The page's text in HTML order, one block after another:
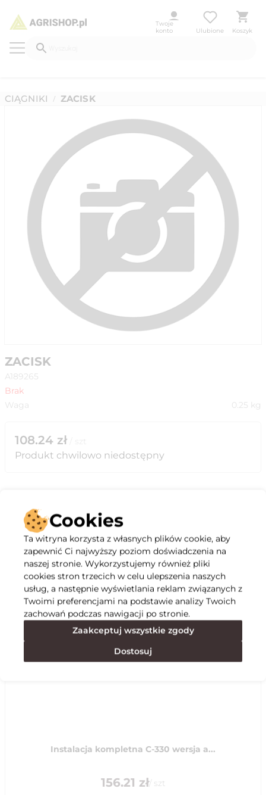
Twoje
konto
Ulubione Koszyk
CIĄGNIKI / ZACISK
ZACISK
A189265
Brak
Waga
0.25 kg
108.24 zł
Produkt chwilowo niedostępny
Opis
Specyfikacja
Polecane
Instalacja kompletna C-330 wersja a...
156.21 zł/ szt
Cookies
Ta witryna korzysta z własnych plików cookie, aby
zapewnić Ci najwyższy poziom doświadczenia na
naszej stronie. Wykorzystujemy również pliki
cookies stron trzecich w celu ulepszenia naszych
usług, a następnie wyświetlania reklam związanych z
Twoimi preferencjami na podstawie analizy Twoich
zachowań podczas nawigacji po stronie.
Zaakceptuj wszystkie zgody
Dostosuj